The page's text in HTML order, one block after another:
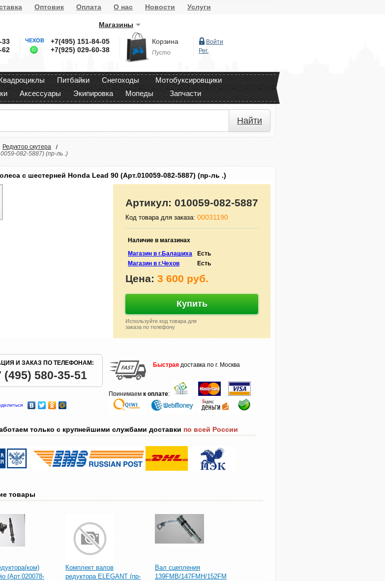
Оптовик Оплата О нас Новости Услуги
Магазины
33
62
ЧЕХОВ
+7(495) 151-84-05
+7(925) 029-60-38
Корзина
Пусто
Войти
Рег.
Питбайки Снегоходы
Мотобуксировщики
Аксессуары Экипировка Мопеды Запчасти
Найти
Редуктор скутера
082-5887) (пр-ль .)
с шестерней Honda Lead 90 (Арт.010059-082-5887) (пр-ль .)
Артикул: 010059-082-5887
Код товара для заказа: 00031190
Наличие в магазинах
Магазин в г.Балашиха
Есть
Магазин в г.Чехов
Есть
Цена: 3 600 руб.
Купить
Используйте код товара для
заказа по телефону
И ЗАКАЗ ПО ТЕЛЕФОНАМ:
(495) 580-35-51
Быстрая доставка по г. Москва
Принимаем к оплате:
только с крупнейшими службами доставки по всей России
товары
(Арт.020078-
Комплект валов
редуктора ELEGANT (пр-
Вал сцепления
139FMB/147FMH/152FM